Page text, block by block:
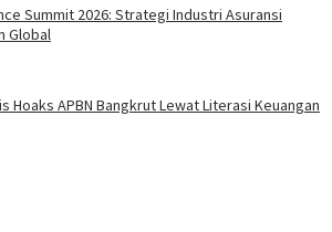
Summit 2026: Strategi Industri Asuransi
Global
Hoaks APBN Bangkrut Lewat Literasi Keuangan